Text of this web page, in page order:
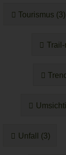
Tourismus (3)
Unfall (3)